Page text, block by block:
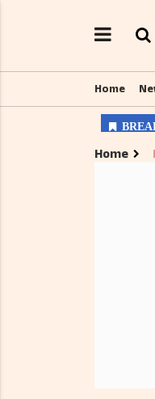
Home
Home